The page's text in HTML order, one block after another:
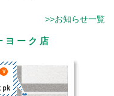
>>お知らせ一覧
ヨーク店